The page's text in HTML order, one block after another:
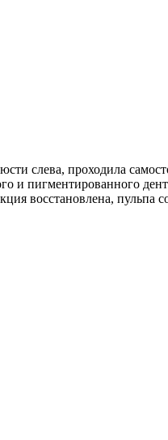
слева, проходила
и пигментированного
восстановлена, пульпа